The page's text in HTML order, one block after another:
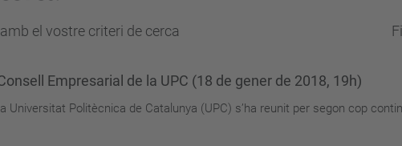
el vostre criteri de cerca
Empresarial de la UPC (18 de gener de 2018, 19h)
Universitat Politècnica de Catalunya (UPC) s’ha reunit per segon cop